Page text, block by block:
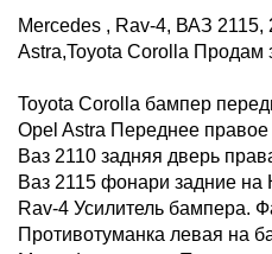
Mercedes , Rav-4, ВАЗ 2115,
Astra,Toyota Corolla Продам
Toyota Corolla бампер
Opel Astra Переднее
Ваз 2110 задняя дверь
Ваз 2115 фонари задние на
Rav-4 Усилитель бампера.
Противотуманка левая на